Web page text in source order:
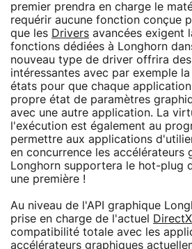
premier prendra en charge le
requérir aucune fonction conçue
que les Drivers avancées exigent
fonctions dédiées à Longhorn
nouveau type de driver offrira
intéressantes avec par exemple
états pour que chaque
propre état de paramètres
avec une autre application. La
l'exécution est également au
permettre aux applications
en concurrence les accélérateurs
Longhorn supportera le hot-plug
une première !
Au niveau de l'API graphique
prise en charge de l'actuel
DirectX
compatibilité totale avec les
accélérateurs graphiques